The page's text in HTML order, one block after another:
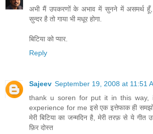
अभी मैं उपकरणों के अभाव में सुनने में असमर्थ हूँ,
सुन्दर है तो गाया भी मधूर होगा.
बिटिया को प्यार.
Reply
Sajeev September 19, 2008 at 11:51
thank u soren for put it in this way,
experience for me इसे एक इत्तेफाक ही
मेरी बिटिया का जन्मदिन है, मेरी तरफ़ से ये गीत
फ़िर दोस्त